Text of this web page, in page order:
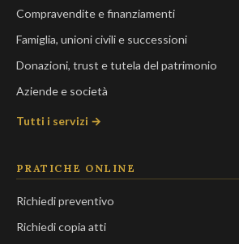
Compravendite e finanziamenti
Famiglia, unioni civili e successioni
Donazioni, trust e tutela del patrimonio
Aziende e società
Tutti i servizi →
PRATICHE ONLINE
Richiedi preventivo
Richiedi copia atti